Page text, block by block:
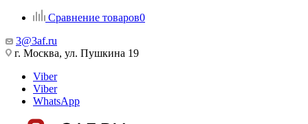
Сравнение товаров0
3@3af.ru
г. Москва, ул. Пушкина 19
Viber
Viber
WhatsApp